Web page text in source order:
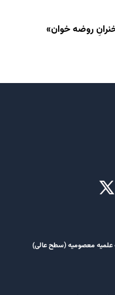
روضه خوان»
معصومیه‌ (سطح عالی)